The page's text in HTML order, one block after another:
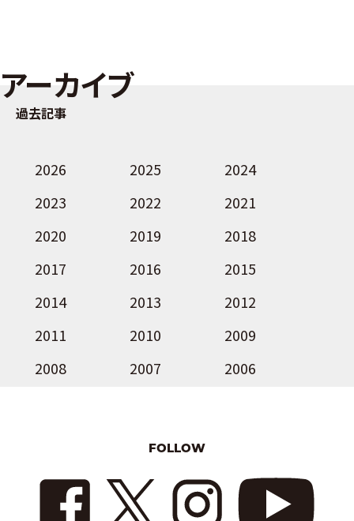
アーカイブ
過去記事
2026 2025
2024
2023
2022
2021
2020
2019
2018
2017
2016
2015
2014
2013
2012
2011
2010
2009
2008
2007 2006
FOLLOW